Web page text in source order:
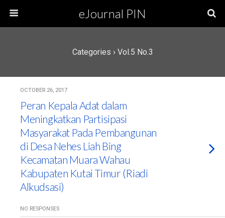
eJournal PIN
Categories › Vol.5 No.3
OCTOBER 26, 2017
Peran Kepala Adat dalam
Meningkatkan Partisipasi
Masyarakat Pada Pembangunan
di Desa Nehes Liah Bing
Kecamatan Muara Wahau
Kabupaten Kutai Timur (Riadi
Alkudsasi)
NO RESPONSES